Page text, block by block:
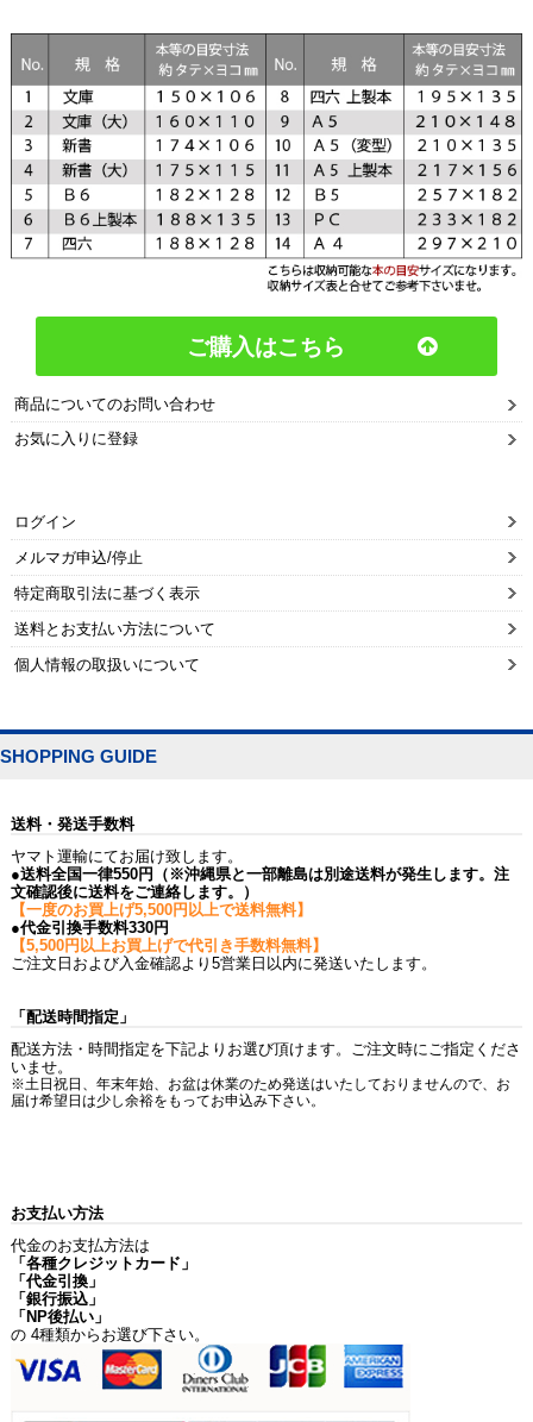
ご購入はこちら
商品についてのお問い合わせ
お気に入りに登録
ログイン
メルマガ申込/停止
特定商取引法に基づく表示
送料とお支払い方法について
個人情報の取扱いについて
SHOPPING GUIDE
送料・発送手数料
ヤマト運輸にてお届け致します。
●送料全国一律550円（※沖縄県と一部離島は別途送料が発生します。注
文確認後に送料をご連絡します。）
【一度のお買上げ5,500円以上で送料無料】
●代金引換手数料330円
【5,500円以上お買上げで代引き手数料無料】
ご注文日および入金確認より5営業日以内に発送いたします。
「配送時間指定」
配送方法・時間指定を下記よりお選び頂けます。ご注文時にご指定くださ
いませ。
※土日祝日、年末年始、お盆は休業のため発送はいたしておりませんので、お
届け希望日は少し余裕をもってお申込み下さい。
お支払い方法
代金のお支払方法は
「各種クレジットカード」
「代金引換」
「銀行振込」
「NP後払い」
の 4種類からお選び下さい。